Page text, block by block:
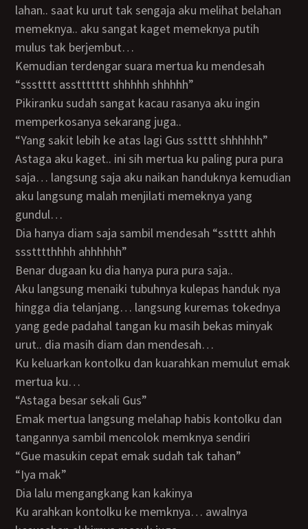
lahan.. saat ku urut tak sengaja aku melihat belahan
memeknya.. aku sangat kaget memeknya putih
mulus tak berjembut…
Kemudian terdengar suara mertua ku mendesah
“ssstttt assttttttt shhhhh shhhhh”
Pikiranku sudah sangat kacau rasanya aku ingin
memperkosanya sekarang juga..
“Yang sakit lebih ke atas lagi Gus sstttt shhhhhh”
Astaga aku kaget.. ini sih mertua ku paling pura pura
saja… langsung saja aku naikan handuknya kemudian
aku langsung malah menjilati memeknya yang
gundul…
Dia hanya diam saja sambil mendesah “sstttt ahhh
ssstttthhhh ahhhhhh”
Benar dugaan ku dia hanya pura pura saja..
Aku langsung menaiki tubuhnya kulepas handuk nya
hingga dia telanjang… langsung kuremas tokednya
yang gede padahal tangan ku masih bekas minyak
urut.. dia masih diam dan mendesah…
Ku keluarkan kontolku dan kuarahkan memulut emak
mertua ku…
“Astaga besar sekali Gus”
Emak mertua langsung melahap habis kontolku dan
tangannya sambil mencolok memknya sendiri
“Gue masukin cepat emak sudah tak tahan”
“Iya mak”
Dia lalu mengangkang kan kakinya
Ku arahkan kontolku ke memknya… awalnya